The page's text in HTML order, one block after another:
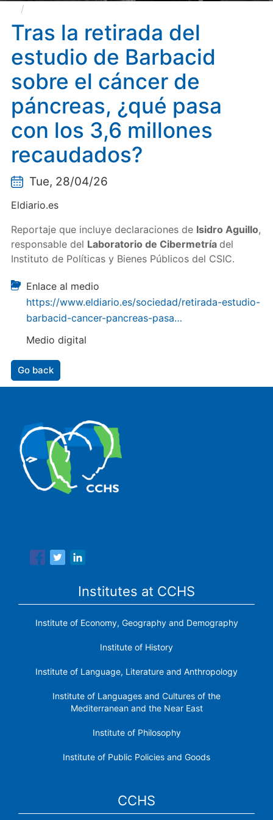
cáncer de páncreas, ¿qué pasa con los 3,6 millones
recaudados?
Tras la retirada del
estudio de Barbacid
sobre el cáncer de
páncreas, ¿qué pasa
con los 3,6 millones
recaudados?
Tue, 28/04/26
Eldiario.es
Reportaje que incluye declaraciones de Isidro Aguillo,
responsable del Laboratorio de Cibermetría del
Instituto de Políticas y Bienes Públicos del CSIC.
Enlace al medio
https://www.eldiario.es/sociedad/retirada-estudio-
barbacid-cancer-pancreas-pasa…
Medio digital
Go back
Institutes at CCHS
Institute of Economy, Geography and Demography
Institute of History
Institute of Language, Literature and Anthropology
Institute of Languages ​​and Cultures of the
Mediterranean and the Near East
Institute of Philosophy
Institute of Public Policies and Goods
CCHS